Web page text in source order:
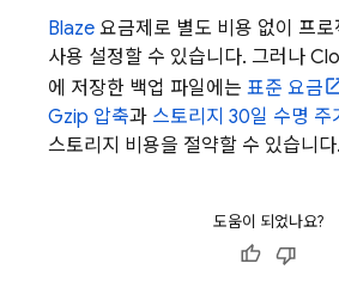
Blaze 요금제로 별도 비용 없이 프
사용 설정할 수 있습니다. 그러나
에 저장한 백업 파일에는 표준 요금
Gzip 압축과 스토리지 30일 수명 주
스토리지 비용을 절약할 수 있습니다.
도움이 되었나요?